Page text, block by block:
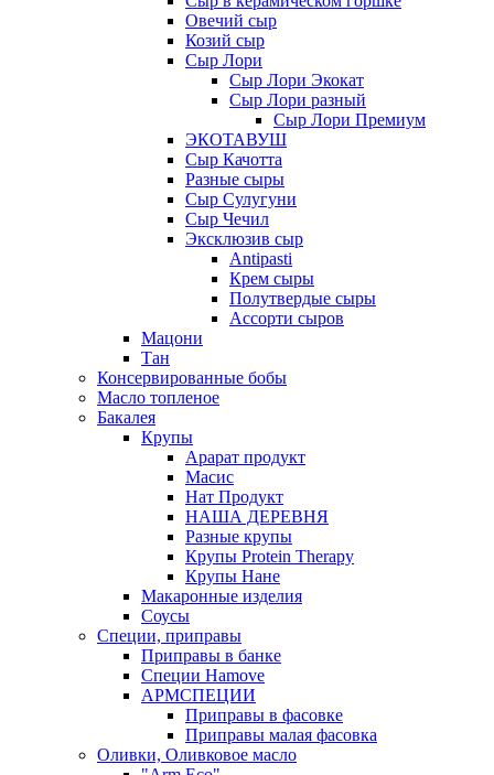
Овечий сыр
Козий сыр
Сыр Лори
Сыр Лори Экокат
Сыр Лори разный
Сыр Лори Премиум
ЭКОТАВУШ
Сыр Качотта
Разные сыры
Сыр Сулугуни
Сыр Чечил
Эксклюзив сыр
Antipasti
Крем сыры
Полутвердые сыры
Ассорти сыров
Мацони
Тан
Консервированные бобы
Масло топленое
Бакалея
Крупы
Арарат продукт
Масис
Нат Продукт
НАША ДЕРЕВНЯ
Разные крупы
Крупы Protein Therapy
Крупы Нане
Макаронные изделия
Соусы
Специи, приправы
Приправы в банке
Специи Hamove
АРМСПЕЦИИ
Приправы в фасовке
Приправы малая фасовка
Оливки, Оливковое масло